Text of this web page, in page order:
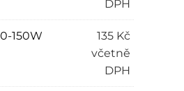
DPH
150W
135 Kč
včetně
DPH